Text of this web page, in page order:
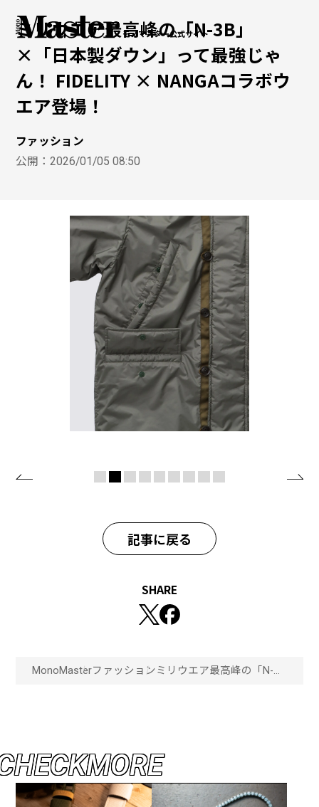
モノマスター公式サイト
ミリウエア最高峰の「N-3B」
×「日本製ダウン」って最強じゃ
ん！ FIDELITY × NANGAコラボウ
エア登場！
ファッション
公開：2026/01/05 08:50
記事に戻る
SHARE
MonoMasterファッションミリウエア最高峰の「N-
HECKMORE